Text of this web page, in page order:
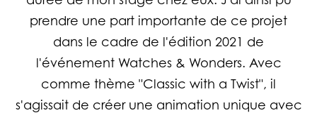
prendre une part importante de ce projet
dans le cadre de l'édition 2021 de
l'événement Watches & Wonders. Avec
comme thème "Classic with a Twist", il
s'agissait de créer une animation unique avec